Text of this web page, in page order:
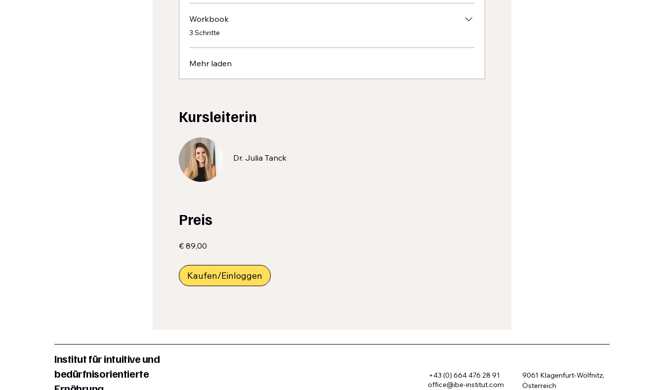
Workbook
.3 Schritte
Mehr laden
Kursleiterin
Dr. Julia Tanck
Preis
€ 89,00
Kaufen/Einloggen
Institut für intuitive und
bedürfnisorientierte
+43 (0) 664 476 28 91
office@ibe-institut.com
9061 Klagenfurt-Wölfnitz,
Österreich